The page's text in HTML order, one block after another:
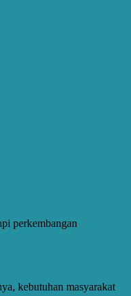
perkembangan
kebutuhan masyarakat